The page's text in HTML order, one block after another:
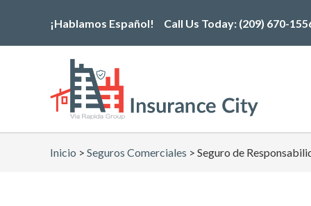
the
¡Hablamos Español! Call Us Today: (209) 670-
Inicio > Seguros Comerciales > Seguro de